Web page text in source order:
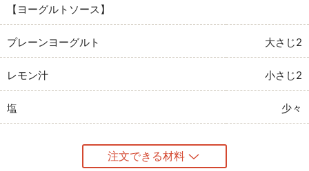
【ヨーグルトソース】
プレーンヨーグルト 大さじ2
レモン汁 小さじ2
塩 少々
注文できる材料